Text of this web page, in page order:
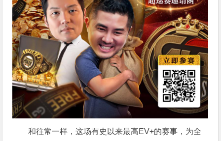
和往常一样，这场有史以来最高EV+的赛事，为全